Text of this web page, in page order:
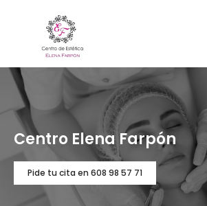
Centro Elena Farpón
Pide tu cita en 608 98 57 71